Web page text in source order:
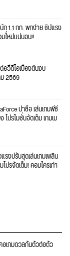
ก 1.1 กก. พกง่าย ชิปแรง
ใ่หม่แน่นอน!!
อวีดีโอเบื้องต้นงบ
2569
น่าซื้อ เล่นเกมพีซี
โปรโมชั่นจัดเต็ม เกมเม
รงปรับสุดเล่นเกมเพลิน
ปรจัดเต็ม! คอมใครเก่า
อเกมดวลกันตัวต่อตัว